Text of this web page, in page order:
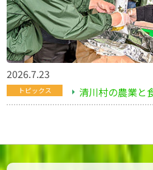
2026.7.23
トピックス 清川村の農業と